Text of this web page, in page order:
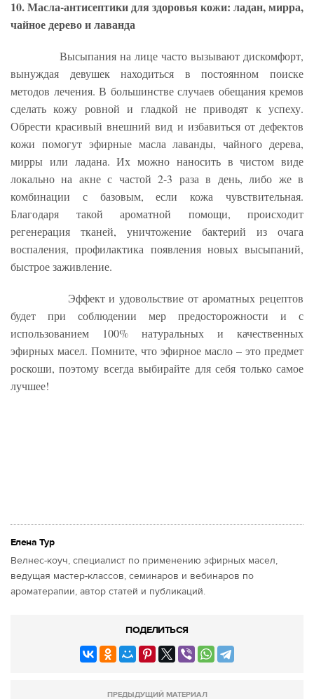
10. Масла-антисептики для здоровья кожи: ладан, мирра,
чайное дерево и лаванда
Высыпания на лице часто вызывают дискомфорт,
вынуждая девушек находиться в постоянном поиске
методов лечения. В большинстве случаев обещания кремов
сделать кожу ровной и гладкой не приводят к успеху.
Обрести красивый внешний вид и избавиться от дефектов
кожи помогут эфирные масла лаванды, чайного дерева,
мирры или ладана. Их можно наносить в чистом виде
локально на акне с частой 2-3 раза в день, либо же в
комбинации с базовым, если кожа чувствительная.
Благодаря такой ароматной помощи, происходит
регенерация тканей, уничтожение бактерий из очага
воспаления, профилактика появления новых высыпаний,
быстрое заживление.
Эффект и удовольствие от ароматных рецептов
будет при соблюдении мер предосторожности и с
использованием 100% натуральных и качественных
эфирных масел. Помните, что эфирное масло – это предмет
роскоши, поэтому всегда выбирайте для себя только самое
лучшее!
Елена Тур
Велнес-коуч, специалист по применению эфирных масел,
ведущая мастер-классов, семинаров и вебинаров по
ароматерапии, автор статей и публикаций.
ПОДЕЛИТЬСЯ
ПРЕДЫДУЩИЙ МАТЕРИАЛ